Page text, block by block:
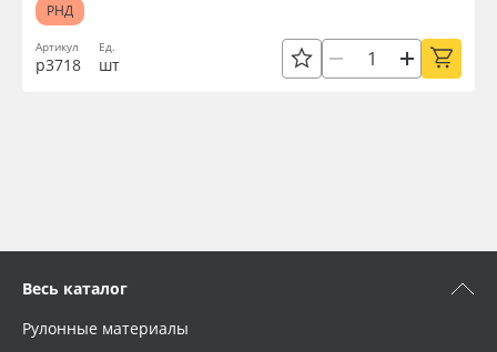
Артикул
р3718
Ед.
шт
РНД
Весь каталог
Рулонные материалы